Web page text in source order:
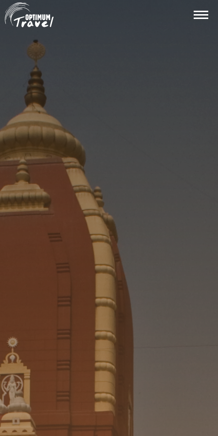
Overslaan en naar de inhoud gaan